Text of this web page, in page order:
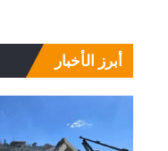
أبرز الأخبار